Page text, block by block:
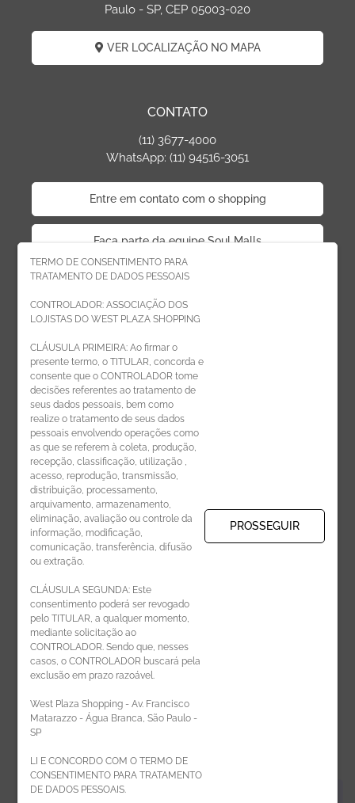
TERMO DE CONSENTIMENTO PARA
TRATAMENTO DE DADOS PESSOAIS
CONTROLADOR: ASSOCIAÇÃO DOS
LOJISTAS DO WEST PLAZA SHOPPING
CLÁUSULA PRIMEIRA: Ao firmar o
presente termo, o TITULAR, concorda e
consente que o CONTROLADOR tome
decisões referentes ao tratamento de
seus dados pessoais, bem como
realize o tratamento de seus dados
pessoais envolvendo operações como
as que se referem à coleta, produção,
recepção, classificação, utilização ,
acesso, reprodução, transmissão,
distribuição, processamento,
arquivamento, armazenamento,
eliminação, avaliação ou controle da
informação, modificação,
comunicação, transferência, difusão
ou extração.
CLÁUSULA SEGUNDA: Este
consentimento poderá ser revogado
pelo TITULAR, a qualquer momento,
mediante solicitação ao
CONTROLADOR. Sendo que, nesses
casos, o CONTROLADOR buscará pela
exclusão em prazo razoável.
West Plaza Shopping - Av. Francisco
Matarazzo - Água Branca, São Paulo -
SP
LI E CONCORDO COM O TERMO DE
CONSENTIMENTO PARA TRATAMENTO
DE DADOS PESSOAIS.
PROSSEGUIR
Paulo - SP, CEP 05003-020
VER LOCALIZAÇÃO NO MAPA
CONTATO
(11) 3677-4000
WhatsApp: (11) 94516-3051
Entre em contato com o shopping
Faça parte da equipe Soul Malls
Faça parte da equipe West Plaza
Politica de privacidade
Código de Ética de Parceiros
CADASTRE-SE
Receba novidades por e-mail:
CADASTRAR